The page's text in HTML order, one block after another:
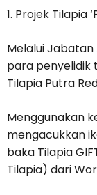
1. Projek Tilapia
Melalui Jabatan
para penyelidik
Tilapia Putra
Menggunakan
mengacukkan
baka Tilapia
Tilapia) dari